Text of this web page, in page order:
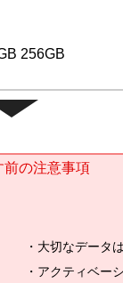
256GB
前の注意事項
大切なデータ
アクティベー